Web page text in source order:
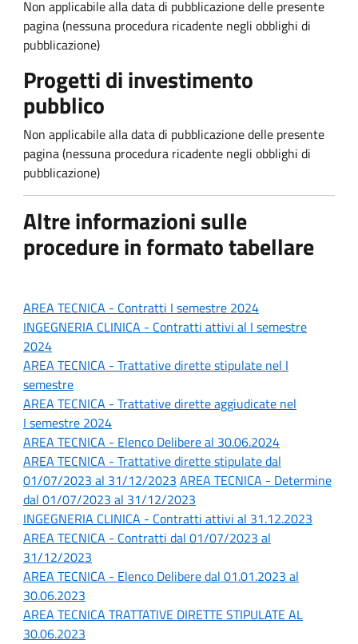
Non applicabile alla data di pubblicazione delle presente
pagina (nessuna procedura ricadente negli obblighi di
pubblicazione)
Progetti di investimento
pubblico
Non applicabile alla data di pubblicazione delle presente
pagina (nessuna procedura ricadente negli obblighi di
pubblicazione)
Altre informazioni sulle
procedure in formato tabellare
AREA TECNICA - Contratti I semestre 2024
INGEGNERIA CLINICA - Contratti attivi al I semestre
2024
AREA TECNICA - Trattative dirette stipulate nel I
semestre
AREA TECNICA - Trattative dirette aggiudicate nel
I semestre 2024
AREA TECNICA - Elenco Delibere al 30.06.2024
AREA TECNICA - Trattative dirette stipulate dal
01/07/2023 al 31/12/2023 AREA TECNICA - Determine
dal 01/07/2023 al 31/12/2023
INGEGNERIA CLINICA - Contratti attivi al 31.12.2023
AREA TECNICA - Contratti dal 01/07/2023 al
31/12/2023
AREA TECNICA - Elenco Delibere dal 01.01.2023 al
30.06.2023
AREA TECNICA TRATTATIVE DIRETTE STIPULATE AL
30.06.2023